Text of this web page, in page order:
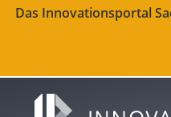
Das Innovationsportal